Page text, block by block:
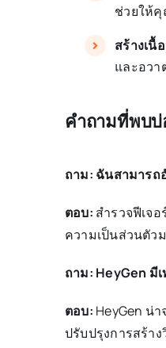
ช่วยให้คุ
สร้างเนื้
และอวา
คำถามที่พบบ่
ถาม: ฉันสามารถ
ตอบ: สำรวจฟีเจ
ความเป็นส่วนตัว
ถาม: HeyGen มี
ตอบ: HeyGen น่
ปรับปรุงการสร้า